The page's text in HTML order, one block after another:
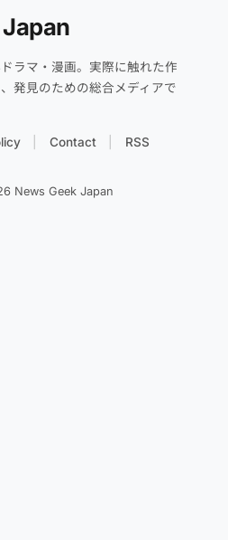
ラマ・漫画。実際に触れた作
発見のための総合メディアで
Contact RSS
News Geek Japan